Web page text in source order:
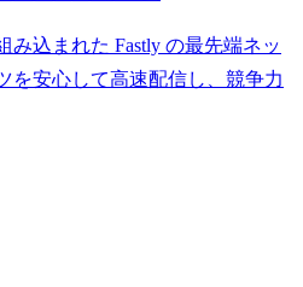
み込まれた Fastly の最先端ネッ
を安心して高速配信し、競争力